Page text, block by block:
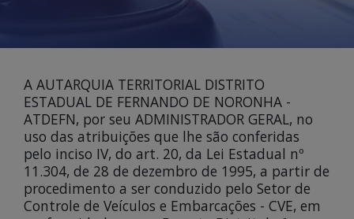
A AUTARQUIA TERRITORIAL DISTRITO
ESTADUAL DE FERNANDO DE NORONHA -
ATDEFN, por seu ADMINISTRADOR GERAL, no
uso das atribuições que lhe são conferidas
pelo inciso IV, do art. 20, da Lei Estadual nº
11.304, de 28 de dezembro de 1995, a partir de
procedimento a ser conduzido pelo Setor de
Controle de Veículos e Embarcações - CVE, em